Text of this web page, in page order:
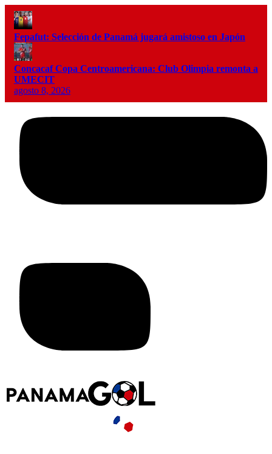
Fepafut: Selección de Panamá jugará amistoso en Japón
Concacaf Copa Centroamericana: Club Olimpia remonta a
UMECIT
agosto 8, 2026